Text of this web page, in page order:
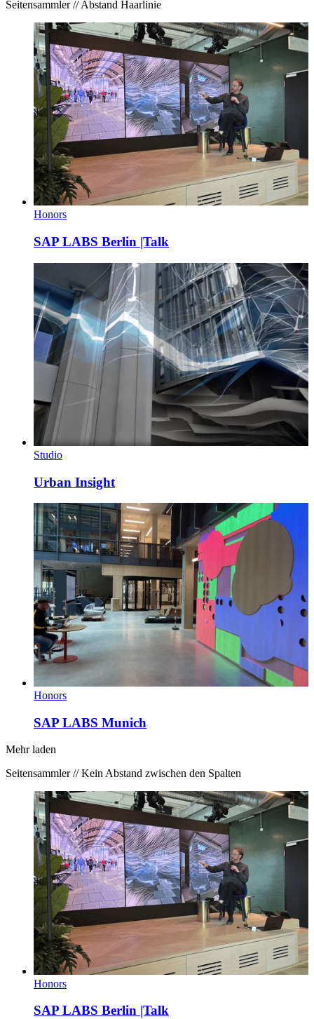
Seitensammler // Abstand Haarlinie
Honors
SAP LABS Berlin |Talk
Studio
Urban Insight
Honors
SAP LABS Munich
Mehr laden
Seitensammler // Kein Abstand zwischen den Spalten
Honors
SAP LABS Berlin |Talk